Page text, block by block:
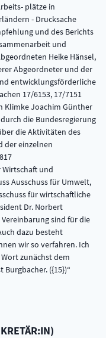
plätze in
- Drucksache
und des Berichts
und
Heike Hänsel,
Abgeordneter und der
entwicklungsförderliche
17/6153, 17/7151
Klimke Joachim Günther
die Bundesregierung
die Aktivitäten des
der einzelnen
Wirtschaft und
Ausschuss für Umwelt,
für wirtschaftliche
Dr. Norbert
sind für die
dazu besteht
wir so verfahren. Ich
zunächst dem
Burgbacher. ({15})
)